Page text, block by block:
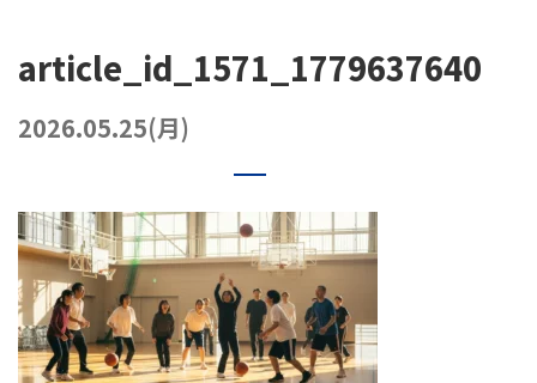
TEL.
コート利用予約
article_id_1571_1779637640
2026.05.25(月)